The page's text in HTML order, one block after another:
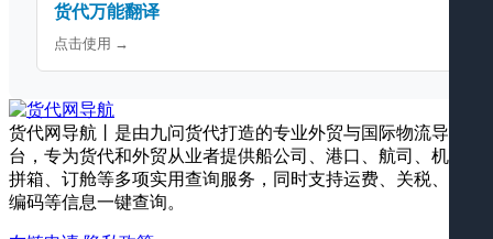
货代万能翻译
点击使用 →
货代网导航丨是由九问货代打造的专业外贸与国际物流导航平
台，专为货代和外贸从业者提供船公司、港口、航司、机场、
拼箱、订舱等多项实用查询服务，同时支持运费、关税、海关
编码等信息一键查询。